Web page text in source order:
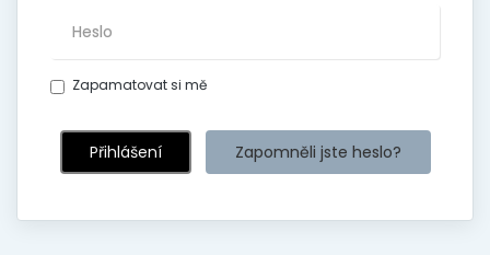
Zapamatovat si mě
Zapomněli jste heslo?